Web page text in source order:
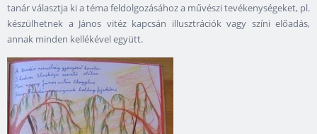
tanár választja ki a téma feldolgozásához a művészi tevékenységeket, pl.
készülhetnek a János vitéz kapcsán illusztrációk vagy színi előadás,
annak minden kellékével együtt.